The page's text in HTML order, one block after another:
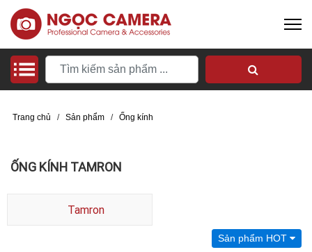
Trang chủ / Sản phẩm / Ống kính
ỐNG KÍNH TAMRON
Tamron
Sản phẩm HOT